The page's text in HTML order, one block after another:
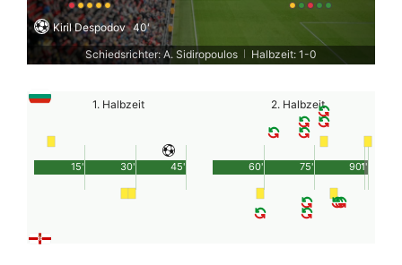
Kiril Despodov 40'
Schiedsrichter: A. Sidiropoulos
Halbzeit: 1-0
1. Halbzeit
45'
15' 30'
2. Halbzeit
90'
60' 75' 1'